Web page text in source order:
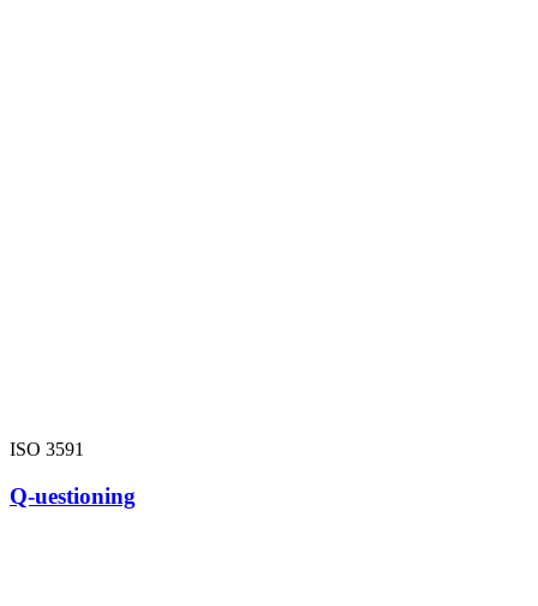
ISO 3591
Q-uestioning